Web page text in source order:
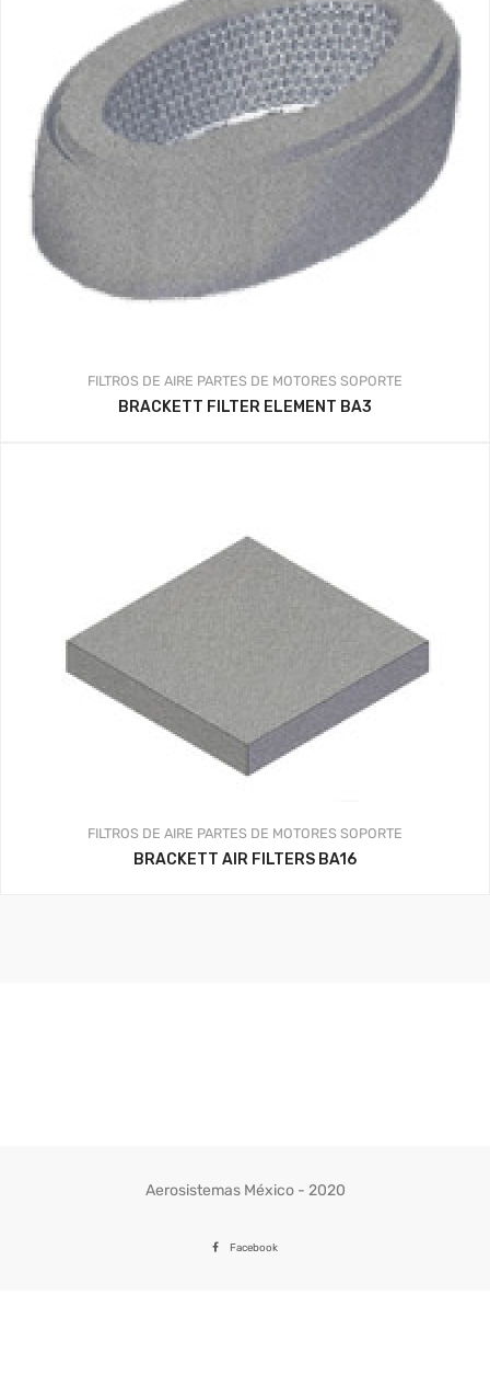
FILTROS DE AIRE PARTES DE MOTORES SOPORTE
BRACKETT FILTER ELEMENT BA3
FILTROS DE AIRE PARTES DE MOTORES SOPORTE
BRACKETT AIR FILTERS BA16
Aerosistemas México - 2020
Facebook